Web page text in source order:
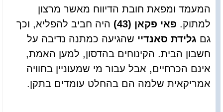
המעמד ומפאת חובת הדיווח מאשר מרצון
למתוק. פאי פקאן (43)
היה חביב להפליא, וכך
גם גלידת סאנדיי שהגיעה כמתנה נדיבה על
חשבון הבית. הקינוחים בהדסון, למען האמת,
אינם הכרחיים, אבל עבור מי שמעוניין בחוויה
אמריקאית שלמה הם בהחלט עומדים בתקן.